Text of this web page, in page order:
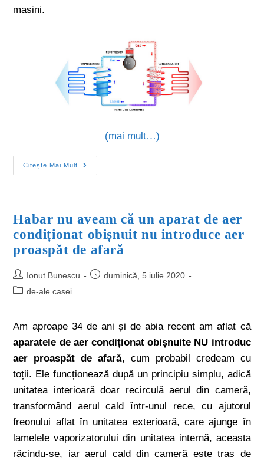
mașini.
(mai mult…)
Citește Mai Mult
Habar nu aveam că un aparat de aer
condiționat obișnuit nu introduce aer
proaspăt de afară
Ionut Bunescu
duminică, 5 iulie 2020
de-ale casei
Am aproape 34 de ani și de abia recent am aflat că
aparatele de aer condiționat obișnuite NU introduc
aer proaspăt de afară, cum probabil credeam cu
toții. Ele funcționează după un principiu simplu, adică
unitatea interioară doar recirculă aerul din cameră,
transformând aerul cald într-unul rece, cu ajutorul
freonului aflat în unitatea exterioară, care ajunge în
lamelele vaporizatorului din unitatea internă, aceasta
răcindu-se, iar aerul cald din cameră este tras de